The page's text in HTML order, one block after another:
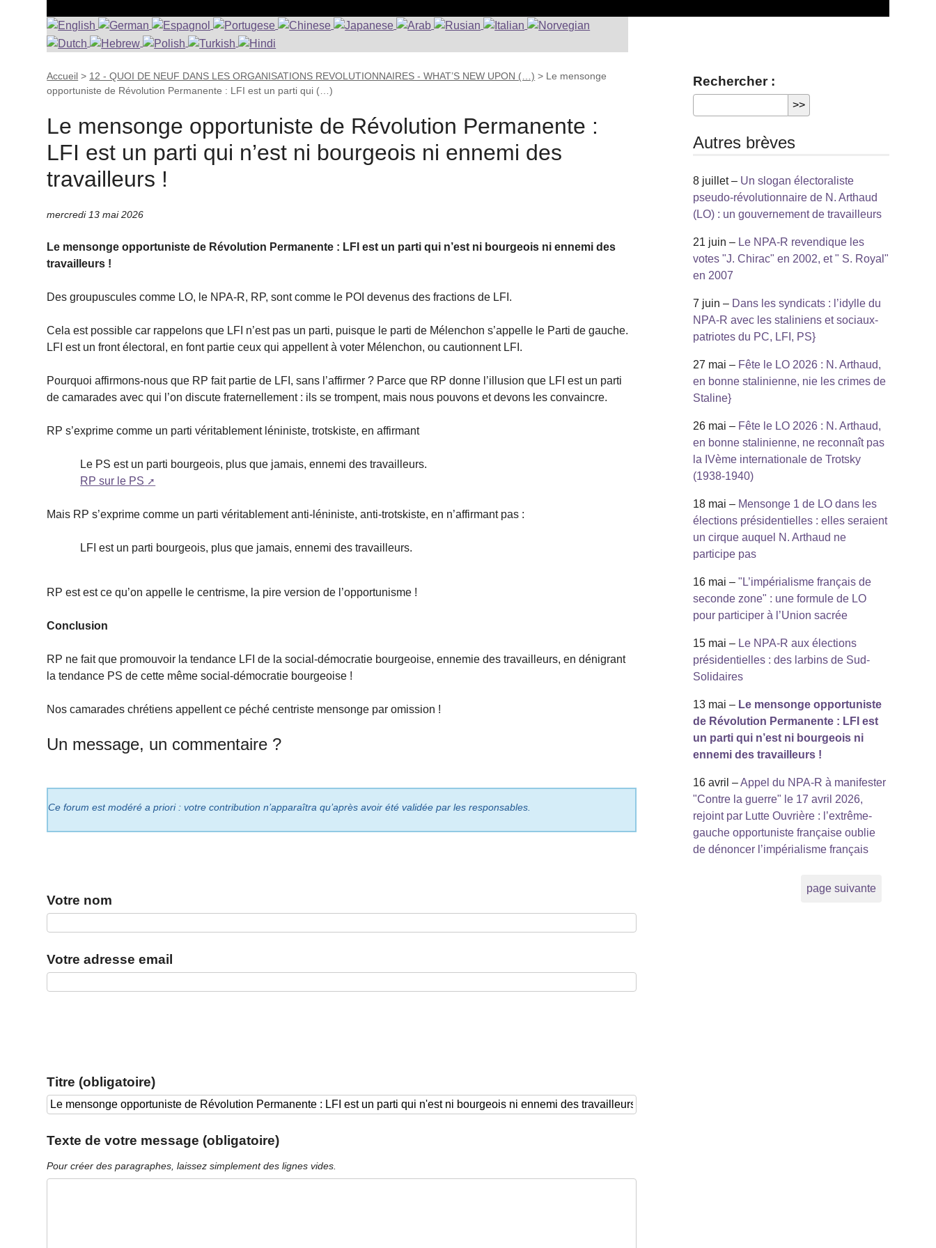
Accueil > 12 - QUOI DE NEUF DANS LES ORGANISATIONS REVOLUTIONNAIRES - WHAT’S NEW UPON (…) > Le mensonge
opportuniste de Révolution Permanente : LFI est un parti qui (…)
Le mensonge opportuniste de Révolution Permanente :
LFI est un parti qui n’est ni bourgeois ni ennemi des
travailleurs !
mercredi 13 mai 2026
Le mensonge opportuniste de Révolution Permanente : LFI est un parti qui n’est ni bourgeois ni ennemi des
travailleurs !
Des groupuscules comme LO, le NPA-R, RP, sont comme le POI devenus des fractions de LFI.
Cela est possible car rappelons que LFI n’est pas un parti, puisque le parti de Mélenchon s’appelle le Parti de gauche.
LFI est un front électoral, en font partie ceux qui appellent à voter Mélenchon, ou cautionnent LFI.
Pourquoi affirmons-nous que RP fait partie de LFI, sans l’affirmer ? Parce que RP donne l’illusion que LFI est un parti
de camarades avec qui l’on discute fraternellement : ils se trompent, mais nous pouvons et devons les convaincre.
RP s’exprime comme un parti véritablement léniniste, trotskiste, en affirmant
Le PS est un parti bourgeois, plus que jamais, ennemi des travailleurs.
RP sur le PS
Mais RP s’exprime comme un parti véritablement anti-léniniste, anti-trotskiste, en n’affirmant pas :
LFI est un parti bourgeois, plus que jamais, ennemi des travailleurs.
RP est est ce qu’on appelle le centrisme, la pire version de l’opportunisme !
Conclusion
RP ne fait que promouvoir la tendance LFI de la social-démocratie bourgeoise, ennemie des travailleurs, en dénigrant
la tendance PS de cette même social-démocratie bourgeoise !
Nos camarades chrétiens appellent ce péché centriste mensonge par omission !
Un message, un commentaire ?
Ce forum est modéré a priori : votre contribution n’apparaîtra qu’après avoir été validée par les responsables.
Votre nom
Votre adresse email
Titre (obligatoire)
Texte de votre message (obligatoire)
Pour créer des paragraphes, laissez simplement des lignes vides.
Rechercher :
Autres brèves
8 juillet – Un slogan électoraliste
pseudo-révolutionnaire de N. Arthaud
(LO) : un gouvernement de travailleurs
21 juin – Le NPA-R revendique les
votes "J. Chirac" en 2002, et " S. Royal"
en 2007
7 juin – Dans les syndicats : l’idylle du
NPA-R avec les staliniens et sociaux-
patriotes du PC, LFI, PS}
27 mai – Fête le LO 2026 : N. Arthaud,
en bonne stalinienne, nie les crimes de
Staline}
26 mai – Fête le LO 2026 : N. Arthaud,
en bonne stalinienne, ne reconnaît pas
la IVème internationale de Trotsky
(1938-1940)
18 mai – Mensonge 1 de LO dans les
élections présidentielles : elles seraient
un cirque auquel N. Arthaud ne
participe pas
16 mai – "L’impérialisme français de
seconde zone" : une formule de LO
pour participer à l’Union sacrée
15 mai – Le NPA-R aux élections
présidentielles : des larbins de Sud-
Solidaires
13 mai – Le mensonge opportuniste
de Révolution Permanente : LFI est
un parti qui n’est ni bourgeois ni
ennemi des travailleurs !
16 avril –Appel du NPA-R à manifester
"Contre la guerre" le 17 avril 2026,
rejoint par Lutte Ouvrière : l’extrême-
gauche opportuniste française oublie
de dénoncer l’impérialisme français
page suivante